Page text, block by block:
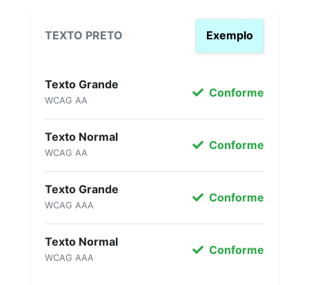
TEXTO PRETO Exemplo
Texto Grande
WCAG AA
Conforme
Texto Normal
WCAG AA
Conforme
Texto Grande
WCAG AAA
Conforme
Texto Normal
WCAG AAA
Conforme